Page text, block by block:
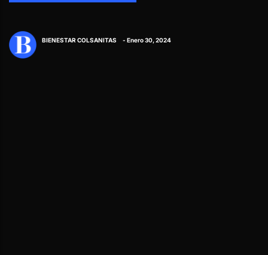
BIENESTAR COLSANITAS - Enero 30, 2024